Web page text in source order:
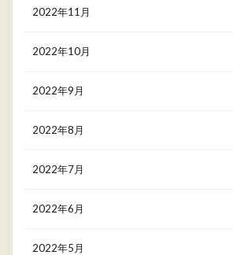
2022年11月
2022年10月
2022年9月
2022年8月
2022年7月
2022年6月
2022年5月